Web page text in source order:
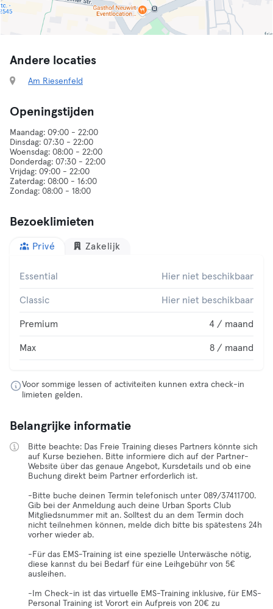
Andere locaties
Am Riesenfeld
Openingstijden
Maandag: 09:00 - 22:00
Dinsdag: 07:30 - 22:00
Woensdag: 08:00 - 22:00
Donderdag: 07:30 - 22:00
Vrijdag: 09:00 - 22:00
Zaterdag: 08:00 - 16:00
Bezoeklimieten
Privé Zakelijk
Essential Hier niet beschikbaar
Classic Hier niet beschikbaar
Premium 4 / maand
Max 8 / maand
Voor sommige lessen of activiteiten kunnen extra check-in
limieten gelden.
Belangrijke informatie
Bitte beachte: Das Freie Training dieses Partners könnte sich
auf Kurse beziehen. Bitte informiere dich auf der Partner-
Website über das genaue Angebot, Kursdetails und ob eine
Buchung direkt beim Partner erforderlich ist.
-Bitte buche deinen Termin telefonisch unter 089/37411700.
Gib bei der Anmeldung auch deine Urban Sports Club
Mitgliedsnummer mit an. Solltest du an dem Termin doch
nicht teilnehmen können, melde dich bitte bis spätestens 24h
vorher wieder ab.
-Für das EMS-Training ist eine spezielle Unterwäsche nötig,
diese kannst du bei Bedarf für eine Leihgebühr von 5€
ausleihen.
-Im Check-in ist das virtuelle EMS-Training inklusive, für EMS-
Personal Training ist Vorort ein Aufpreis von 20€ zu